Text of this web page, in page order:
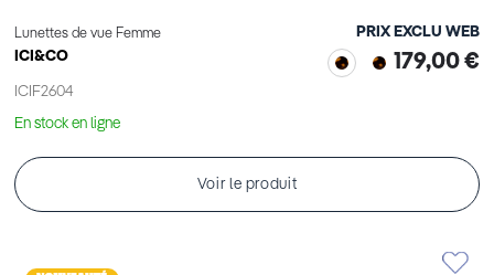
Lunettes de vue Femme
ICI&CO
ICIF2604
PRIX EXCLU WEB
179,00 €
En stock en ligne
Voir le produit